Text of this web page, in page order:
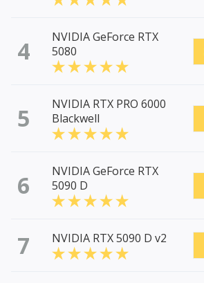
4
NVIDIA GeForce RTX
5080
5
NVIDIA RTX PRO 6000
Blackwell
6
NVIDIA GeForce RTX
5090 D
7 NVIDIA RTX 5090 D v2